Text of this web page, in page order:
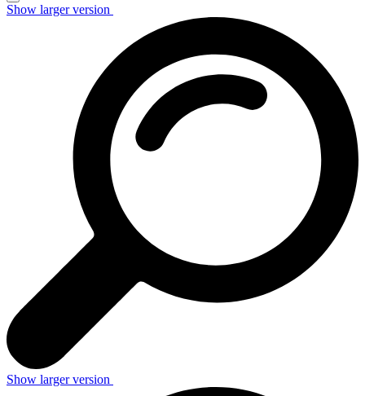
Show larger version
Show larger version